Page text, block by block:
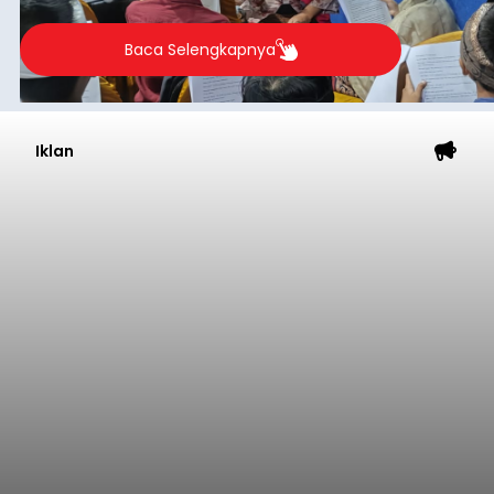
berlangsung selama Agustus hingga September
2026.
Baca Selengkapnya
Iklan